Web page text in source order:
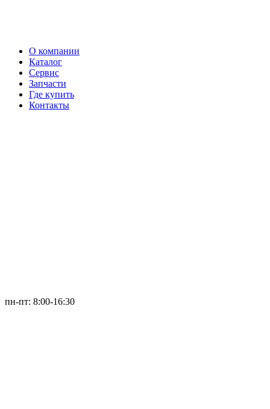
О компании
Каталог
Сервис
Запчасти
Где купить
Контакты
пн-пт: 8:00-16:30